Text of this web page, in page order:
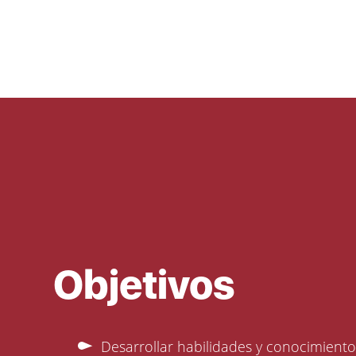
Objetivos
Desarrollar habilidades y